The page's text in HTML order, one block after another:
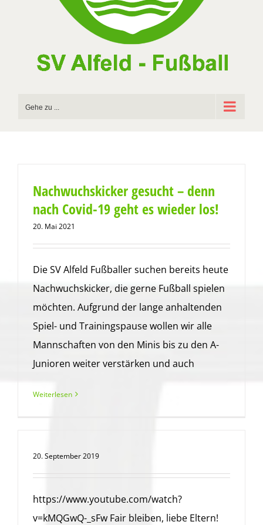
Gehe zu ...
Nachwuchskicker gesucht – denn
nach Covid-19 geht es wieder los!
20. Mai 2021
Die SV Alfeld Fußballer suchen bereits heute
Nachwuchskicker, die gerne Fußball spielen
möchten. Aufgrund der lange anhaltenden
Spiel- und Trainingspause wollen wir alle
Mannschaften von den Minis bis zu den A-
Junioren weiter verstärken und auch
Weiterlesen
20. September 2019
https://www.youtube.com/watch?
v=kMQGwQ-_sFw Fair bleiben, liebe Eltern!